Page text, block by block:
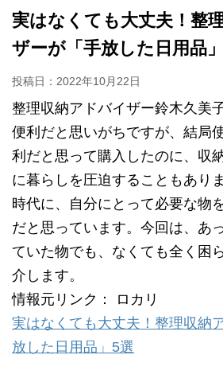
実はなくても大丈夫！整
ザーが「手放した日用品
投稿日： 2022年10月22日
整理収納アドバイザー鈴木久美
便利だと思いがちですが、結局
利だと思って購入したのに、収
に暮らしを圧迫することもあり
時代に、自分にとって必要な物
だと思っています。今回は、あ
ていた物でも、なくても全く困
介します。
情報元リンク： ロカリ
実はなくても大丈夫！整理収納
放した日用品」5選